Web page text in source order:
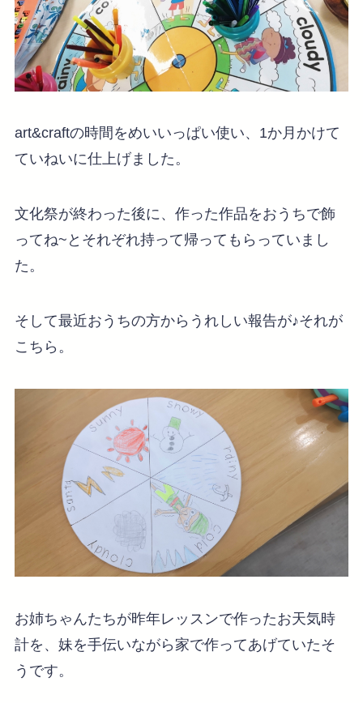
art&craftの時間をめいいっぱい使い、1か月かけて
ていねいに仕上げました。
文化祭が終わった後に、作った作品をおうちで飾
ってね~とそれぞれ持って帰ってもらっていまし
た。
そして最近おうちの方からうれしい報告が♪それが
こちら。
お姉ちゃんたちが昨年レッスンで作ったお天気時
計を、妹を手伝いながら家で作ってあげていたそ
うです。